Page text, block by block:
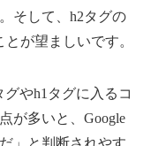
そして、h2タグの
が望ましいです。
やh1タグに入るコ
が多いと、Google
」と判断されやす